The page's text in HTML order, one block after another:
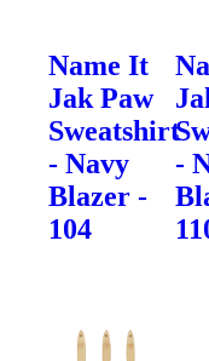
Name It
Jak Paw
Sweatshirt
- Navy
Blazer -
104
-